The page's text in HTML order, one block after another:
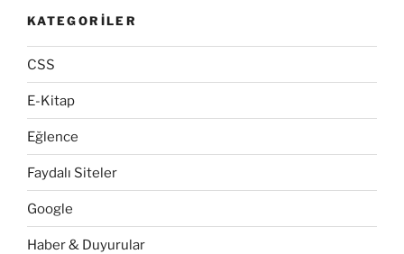
KATEGORILER
CSS
E-Kitap
Eğlence
Faydalı Siteler
Google
Haber & Duyurular